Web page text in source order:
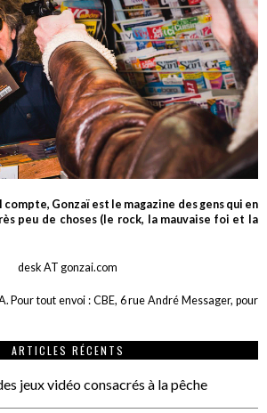
Gonzaï est le magazine des gens qui en
peu de choses (le rock, la mauvaise foi et la
desk AT gonzai.com
Pour tout envoi : CBE, 6 rue André Messager, pour
ARTICLES RÉCENTS
jeux vidéo consacrés à la pêche